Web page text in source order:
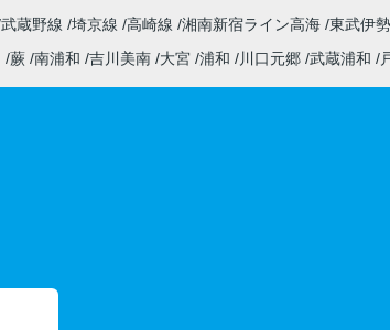
武蔵野線 埼京線 高崎線 湘南新宿ライン高海 東武伊
蕨 南浦和 吉川美南 大宮 浦和 川口元郷 武蔵浦和